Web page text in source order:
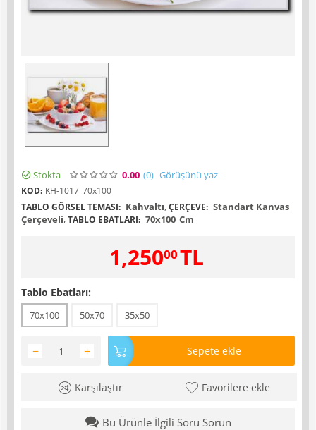
Stokta 0.00 (0) Görüşünü yaz
KOD: KH-1017_70x100
TABLO GÖRSEL TEMASI: Kahvaltı,ÇERÇEVE: Standart Kanvas
Çerçeveli,TABLO EBATLARI: 70x100 Cm
1,25000TL
Tablo Ebatları:
70x100 50x70 35x50
+
− Sepete ekle
Karşılaştır Favorilere ekle
Bu Ürünle İlgili Soru Sorun